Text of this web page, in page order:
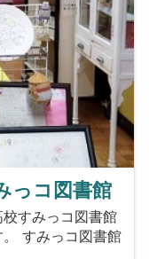
っコ図書館
すみっコ図書館
すみっコ図書館